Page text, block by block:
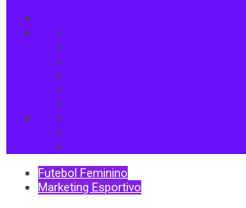
Futebol Feminino
Marketing Esportivo